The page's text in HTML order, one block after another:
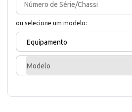
ou selecione um modelo:
Equipamento
Modelo